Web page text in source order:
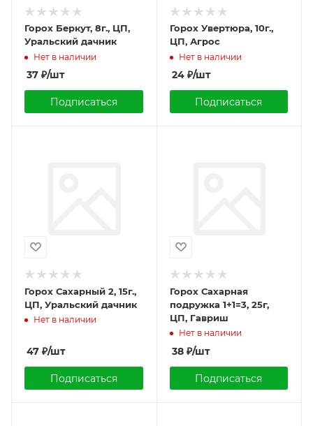
Горох Беркут, 8г., ЦП,
Уральский дачник
Нет в наличии
37 ₽/шт
Подписаться
Горох Увертюра, 10г.,
ЦП, Агрос
Нет в наличии
24₽/шт
Подписаться
Горох Сахарный 2, 15г.,
ЦП, Уральский дачник
Нет в наличии
47 ₽/шт
Подписаться
Горох Сахарная
подружка 1+1=3, 25г,
ЦП, Гавриш
Нет в наличии
38₽/шт
Подписаться